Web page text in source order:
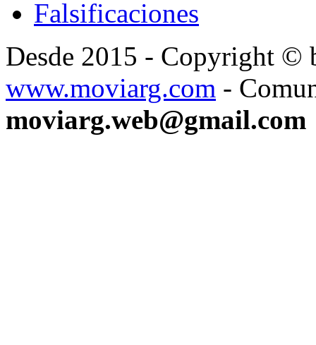
Falsificaciones
Desde 2015 - Copyright ©
www.moviarg.com -
moviarg.web@gmail.com